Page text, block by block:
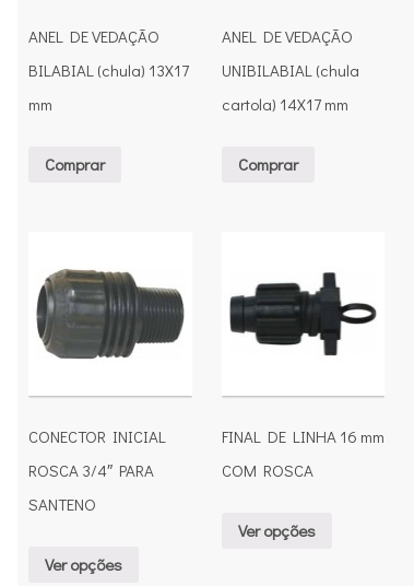
ANEL DE VEDAÇÃO
BILABIAL (chula) 13X17
mm
Comprar
ANEL DE VEDAÇÃO
UNIBILABIAL (chula
cartola) 14X17 mm
Comprar
CONECTOR INICIAL
ROSCA 3/4″ PARA
SANTENO
Ver opções
FINAL DE LINHA 16 mm
COM ROSCA
Ver opções